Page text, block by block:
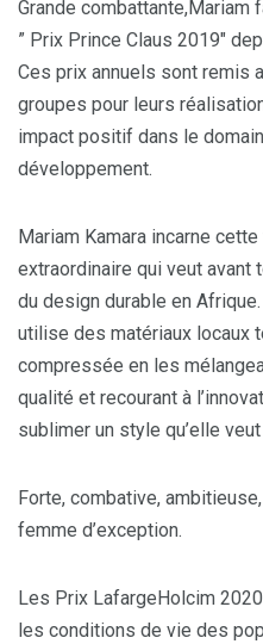
Grande
” Prix Prince Claus 2019″
Ces prix annuels sont remis
groupes pour leurs
impact positif dans le
développement.
Mariam Kamara incarne
extraordinaire qui veut avant
du design durable en
utilise des matériaux locaux
compressée en les
qualité et recourant à
sublimer un style qu’elle
Forte, combative,
femme d’exception.
Les Prix LafargeHolcim
les conditions de vie des